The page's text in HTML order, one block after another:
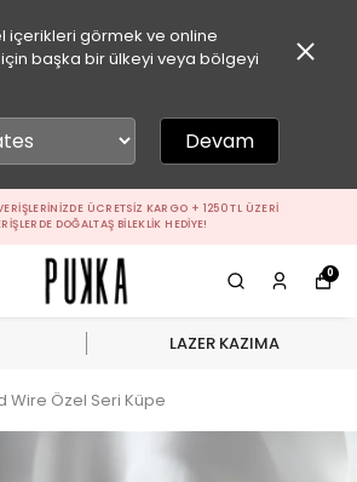
içerikleri görmek ve online
başka bir ülkeyi veya bölgeyi
Devam
ÜCRETSIZ KARGO + 1250 TL ÜZERI
DOĞALTAŞ BILEKLIK HEDIYE!
0
LAZER KAZIMA
Wire Özel Seri Küpe